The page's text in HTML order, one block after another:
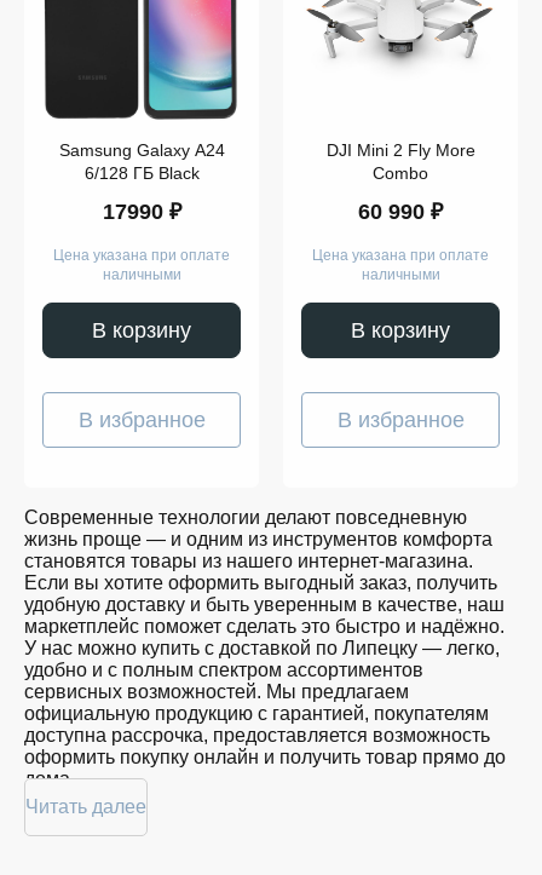
Компьютеры
Гаджеты
Аксессуары
Apple
Samsung
наушники
пылесосы
Выпрямители
волос
Стайлеры
и
работа
Забота
о
близких
Красота
Спорт
Для
дома
Цена
от
до
128
GB
Samsung Galaxy A24
6/128 ГБ Black
17990 ₽
Цена указана при оплате
наличными
В корзину
В избранное
DJI Mini 2 Fly More
Combo
60 990 ₽
Цена указана при оплате
наличными
В корзину
В избранное
Современные технологии делают повседневную
жизнь проще — и одним из инструментов комфорта
становятся товары из нашего интернет-магазина.
Если вы хотите оформить выгодный заказ, получить
удобную доставку и быть уверенным в качестве, наш
маркетплейс поможет сделать это быстро и надёжно.
У нас можно купить с доставкой по Липецку — легко,
удобно и с полным спектром ассортиментов
сервисных возможностей. Мы предлагаем
официальную продукцию с гарантией, покупателям
доступна рассрочка, предоставляется возможность
оформить покупку онлайн и получить товар прямо до
дома.
Покупателям доступна покупка по привлекательной
цене: мы регулярно обновляем ассортимент, следим
Читать далее